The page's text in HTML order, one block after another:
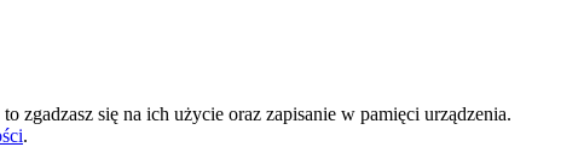
się na ich użycie oraz zapisanie w pamięci urządzenia.
.